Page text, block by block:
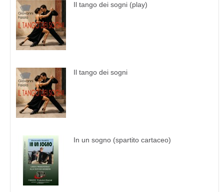
Il tango dei sogni (play)
Il tango dei sogni
In un sogno (spartito cartaceo)